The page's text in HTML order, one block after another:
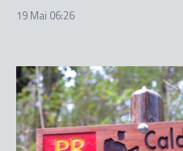
19 Mai 06:26